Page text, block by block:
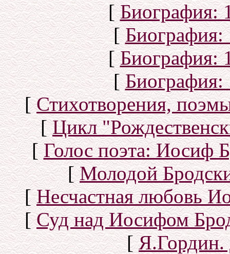
[Биография:
[Биография:
[Биография:
[Биография:
[Стихотворения,
[Цикл
[Голос поэта: Иосиф
[Молодой
[Несчастная любовь
[Суд над Иосифом
[Я.Гордин.